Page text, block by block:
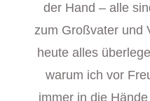
der Hand – alle
zum Großvater und
heute alles
warum ich vor
immer in die